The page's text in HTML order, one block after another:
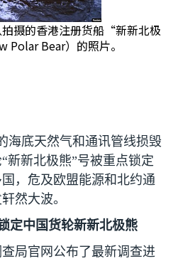
摄的香港注册货船“新新北极
Bear）的照片。
海底天然气和通讯管线损毁
新新北极熊”号被重点锁定
，危及欧盟能源和北约通
然大波。
定中国货轮新新北极熊
局官网公布了最新调查进